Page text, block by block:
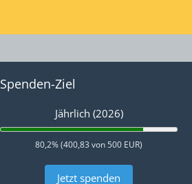
Spenden-Ziel
Jährlich (2026)
80,2% (400,83 von 500 EUR)
Jetzt spenden